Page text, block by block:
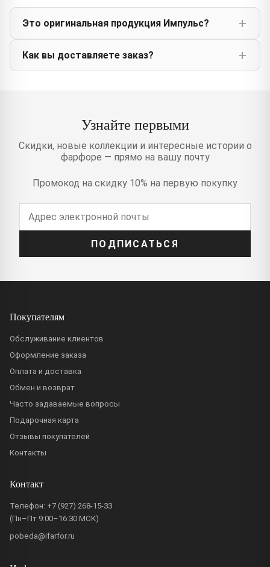
Это оригинальная продукция Импульс?
Как вы доставляете заказ?
Узнайте первыми
Скидки, новые коллекции и интересные истории о
фарфоре — прямо на вашу почту
Промокод на скидку 10% на первую покупку
ПОДПИСАТЬСЯ
Покупателям
Обслуживание клиентов
Оформление заказа
Оплата и доставка
Обмен и возврат
Часто задаваемые вопросы
Подарочная карта
Отзывы покупателей
Контакты
Контакт
Телефон: +7 (927) 268-15-33
(Пн–Пт 9:00–16:30 МСК)
pobeda@ifarfor.ru